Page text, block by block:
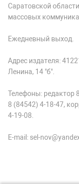
Саратовской
массовых
Ежедневный выход.
Адрес издателя:
Ленина, 14 "б".
Телефоны: редактор
8 (84542) 4-18-47,
4-19-08.
E-mail: sel-